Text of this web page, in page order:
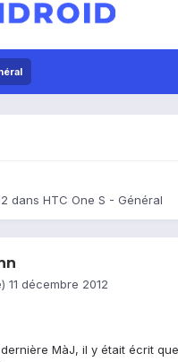
dans HTC One S - Général
11 décembre 2012
MàJ, il y était écrit